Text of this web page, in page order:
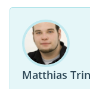
Matthias